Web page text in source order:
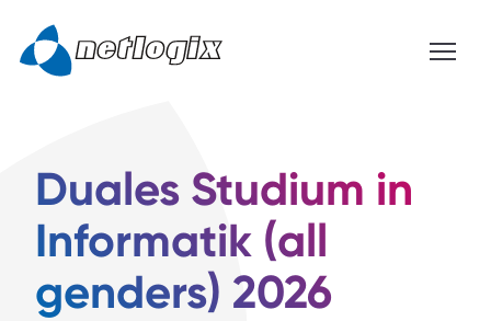
Duales Studium in
Informatik (all
genders) 2026